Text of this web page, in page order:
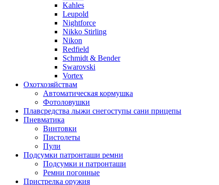
Kahles
Leupold
Nightforce
Nikko Stirling
Nikon
Redfield
Schmidt & Bender
Swarovski
Vortex
Охотхозяйствам
Автоматическая кормушка
Фотоловушки
Плавсредства лыжи снегоступы сани прицепы
Пневматика
Винтовки
Пистолеты
Пули
Подсумки патронташи ремни
Подсумки и патронташи
Ремни погонные
Пристрелка оружия